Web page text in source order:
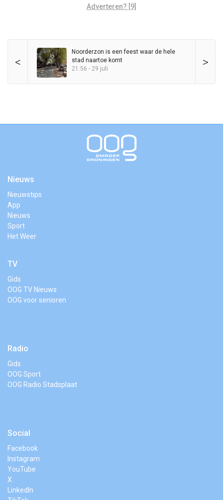
Adverteren? [9]
< >
Noorderzon is een feest waar de hele
stad naartoe komt
21:56 - 29 juli
Nieuws
Nieuwstips
App
Nieuws
Sport
Het Weer
TV
Gids
OOG TV Nieuws
OOG voor senioren
Radio
Gids
OOG Sport
OOG Radio Stadsplaat
Social
Facebook
Instagram
YouTube
X
LinkedIn